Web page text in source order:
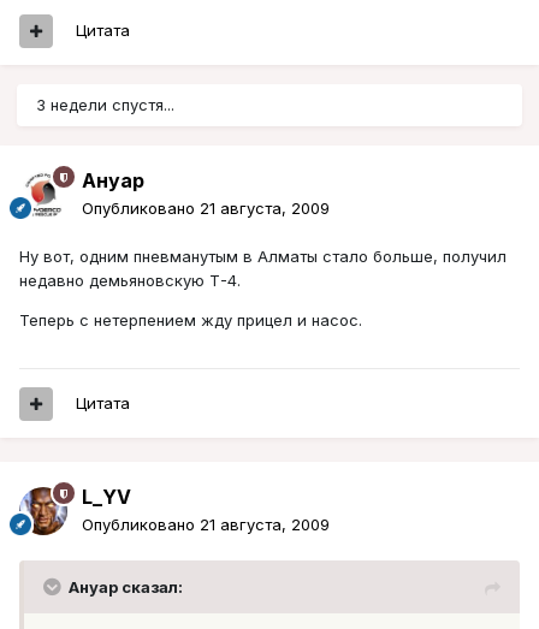
Цитата
3 недели спустя...
Ануар
Опубликовано 21 августа, 2009
Ну вот, одним пневманутым в Алматы стало больше, получил
недавно демьяновскую Т-4.
Теперь с нетерпением жду прицел и насос.
Цитата
L_YV
Опубликовано 21 августа, 2009
Ануар сказал: